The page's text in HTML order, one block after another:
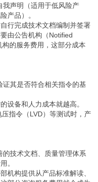
我声明（适用于低风险产
产品）。
行完成技术文档编制并签署
由公告机构（Notified
的服务费用，这部分成本
其是否符合相关指令的基
设备和人力成本就越高。
指令（LVD）等测试时，产
技术文档、质量管理体系
。
机构提供从产品标准解读、